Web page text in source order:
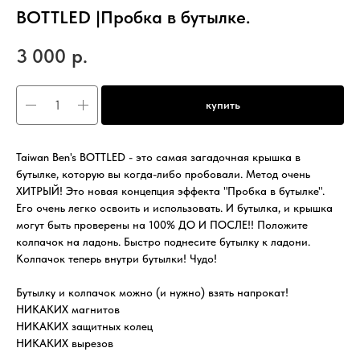
BOTTLED |Пробка в бутылке.
3 000 р.
купить
Taiwan Ben's BOTTLED - это самая загадочная крышка в
бутылке, которую вы когда-либо пробовали. Метод очень
ХИТРЫЙ! Это новая концепция эффекта "Пробка в бутылке".
Его очень легко освоить и использовать. И бутылка, и крышка
могут быть проверены на 100% ДО И ПОСЛЕ!! Положите
колпачок на ладонь. Быстро поднесите бутылку к ладони.
Колпачок теперь внутри бутылки! Чудо!
Бутылку и колпачок можно (и нужно) взять напрокат!
НИКАКИХ магнитов
НИКАКИХ защитных колец
НИКАКИХ вырезов